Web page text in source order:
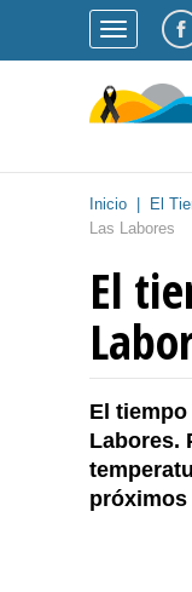
Inicio El
Las Labores
El
El
Labores.
próximos